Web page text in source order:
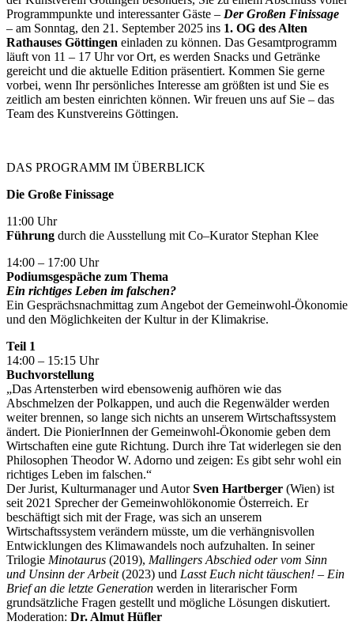
Programmpunkte und interessanter Gäste – Der Großen Finissage
– am Sonntag, den 21. September 2025 ins 1. OG des Alten
Rathauses Göttingen einladen zu können. Das Gesamtprogramm
läuft von 11 – 17 Uhr vor Ort, es werden Snacks und Getränke
gereicht und die aktuelle Edition präsentiert. Kommen Sie gerne
vorbei, wenn Ihr persönliches Interesse am größten ist und Sie es
zeitlich am besten einrichten können. Wir freuen uns auf Sie – das
Team des Kunstvereins Göttingen.
DAS PROGRAMM IM ÜBERBLICK
Die Große Finissage
11:00 Uhr
Führung durch die Ausstellung mit Co–Kurator Stephan Klee
14:00 – 17:00 Uhr
Podiumsgespäche zum Thema
Ein richtiges Leben im falschen?
Ein Gesprächsnachmittag zum Angebot der Gemeinwohl-Ökonomie
und den Möglichkeiten der Kultur in der Klimakrise.
Teil 1
14:00 – 15:15 Uhr
Buchvorstellung
„Das Artensterben wird ebensowenig aufhören wie das
Abschmelzen der Polkappen, und auch die Regenwälder werden
weiter brennen, so lange sich nichts an unserem Wirtschaftssystem
ändert. Die PionierInnen der Gemeinwohl-Ökonomie geben dem
Wirtschaften eine gute Richtung. Durch ihre Tat widerlegen sie den
Philosophen Theodor W. Adorno und zeigen: Es gibt sehr wohl ein
richtiges Leben im falschen.“
Der Jurist, Kulturmanager und AutorSven Hartberger (Wien) ist
seit 2021 Sprecher der Gemeinwohlökonomie Österreich. Er
beschäftigt sich mit der Frage, was sich an unserem
Wirtschaftssystem verändern müsste, um die verhängnisvollen
Entwicklungen des Klimawandels noch aufzuhalten. In seiner
Trilogie Minotaurus (2019), Mallingers Abschied oder vom Sinn
und Unsinn der Arbeit(2023) und Lasst Euch nicht täuschen! – Ein
Brief an die letzte Generation werden in literarischer Form
grundsätzliche Fragen gestellt und mögliche Lösungen diskutiert.
Moderation: Dr. Almut Hüfler